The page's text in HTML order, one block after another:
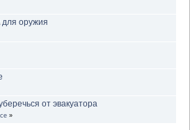
оружия
от эвакуатора
»